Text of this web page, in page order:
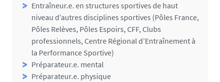
Entraîneur.e. en structures sportives de haut
niveau d’autres disciplines sportives (Pôles France,
Pôles Relèves, Pôles Espoirs, CFF, Clubs
professionnels, Centre Régional d’Entraînement à
la Performance Sportive)
Préparateur.e. mental
Préparateur.e. physique